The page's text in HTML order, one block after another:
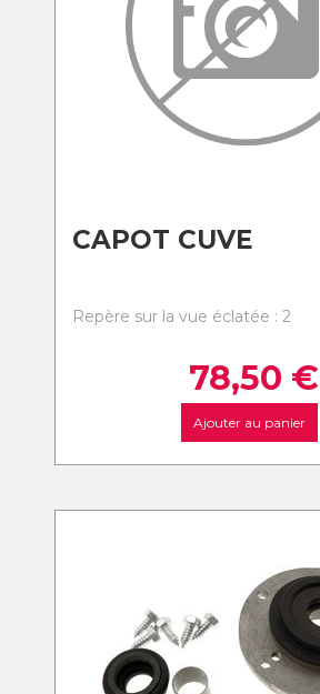
CAPOT CUVE
Repère sur la vue éclatée : 2
78,50 €
Ajouter au panier